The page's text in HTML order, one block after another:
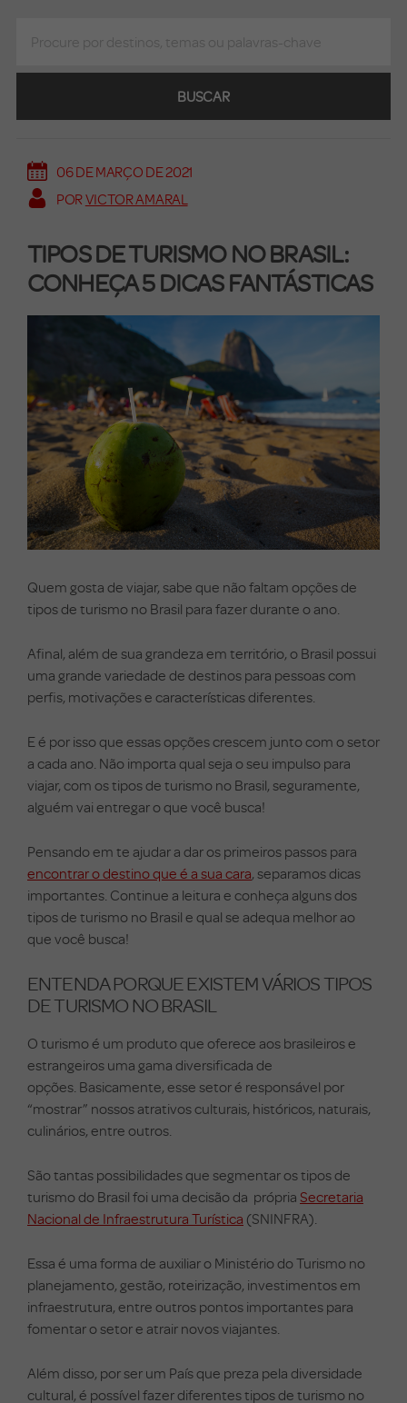
BUSCAR
06 DE MARÇO DE 2021
PORVICTOR AMARAL
TIPOS DE TURISMO NO BRASIL:
CONHEÇA 5 DICAS FANTÁSTICAS
Quem gosta de viajar, sabe que não faltam opções de
tipos de turismo no Brasil para fazer durante o ano.
Afinal, além de sua grandeza em território, o Brasil possui
uma grande variedade de destinos para pessoas com
perfis, motivações e características diferentes.
E é por isso que essas opções crescem junto com o setor
a cada ano. Não importa qual seja o seu impulso para
viajar, com os tipos de turismo no Brasil, seguramente,
alguém vai entregar o que você busca!
Pensando em te ajudar a dar os primeiros passos para
encontrar o destino que é a sua cara, separamos dicas
importantes. Continue a leitura e conheça alguns dos
tipos de turismo no Brasil e qual se adequa melhor ao
que você busca!
ENTENDA PORQUE EXISTEM VÁRIOS TIPOS
DE TURISMO NO BRASIL
O turismo é um produto que oferece aos brasileiros e
estrangeiros uma gama diversificada de
opções. Basicamente, esse setor é responsável por
“mostrar” nossos atrativos culturais, históricos, naturais,
culinários, entre outros.
São tantas possibilidades que segmentar os tipos de
turismo do Brasil foi uma decisão da própria Secretaria
Nacional de Infraestrutura Turística (SNINFRA).
Essa é uma forma de auxiliar o Ministério do Turismo no
planejamento, gestão, roteirização, investimentos em
infraestrutura, entre outros pontos importantes para
fomentar o setor e atrair novos viajantes.
Além disso, por ser um País que preza pela diversidade
cultural, é possível fazer diferentes tipos de turismo no